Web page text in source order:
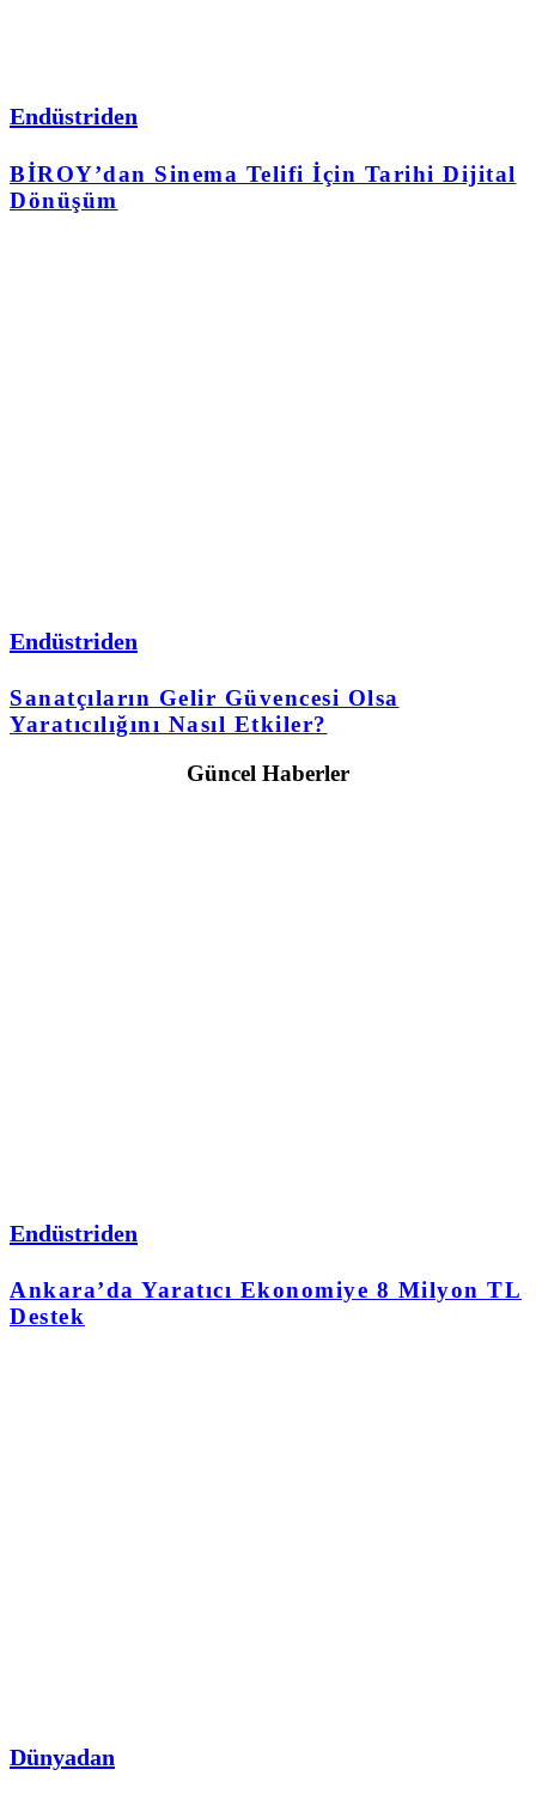
Endüstriden
BİROY’dan Sinema Telifi İçin Tarihi Dijital
Dönüşüm
Endüstriden
Sanatçıların Gelir Güvencesi Olsa
Yaratıcılığını Nasıl Etkiler?
Güncel Haberler
Endüstriden
Ankara’da Yaratıcı Ekonomiye 8 Milyon TL
Destek
Dünyadan